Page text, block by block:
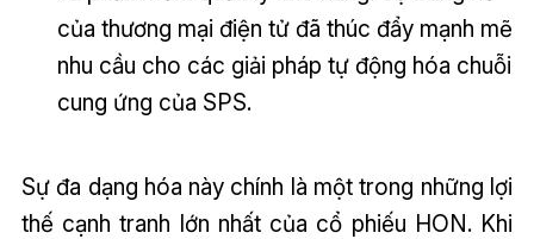
của thương mại điện tử đã thúc đẩy mạnh mẽ
nhu cầu cho các giải pháp tự động hóa chuỗi
cung ứng của SPS.
Sự đa dạng hóa này chính là một trong những lợi
thế cạnh tranh lớn nhất của cổ phiếu HON. Khi